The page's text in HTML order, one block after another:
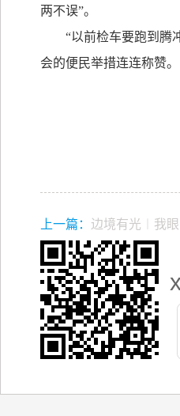
x
两不误”。
“以前检车要跑到腾
会的便民举措连连称赞。
上一篇： 边境有光︱我